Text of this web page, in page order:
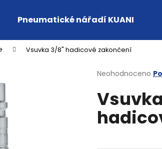
Pneumatické nářadí KUANI
Vsuvka 3/8" hadicové zakončení
Průměrné
produktu
je
0,0
Neohodnoceno